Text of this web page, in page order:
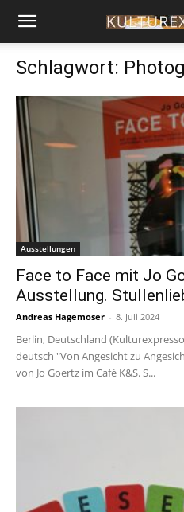
Schlagwort:
Ausstellungen
Face to Face mit Jo
Ausstellung.
Andreas Hagemoser - 8. Juli 2024
Berlin, Deutschland
deutsch "Von Angesicht zu
von Jo Goertz im Café K&S. S...